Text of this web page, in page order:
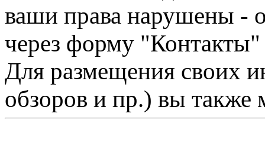
ваши права нарушены -
через форму "Контакты"
Для размещения своих
обзоров и пр.) вы также